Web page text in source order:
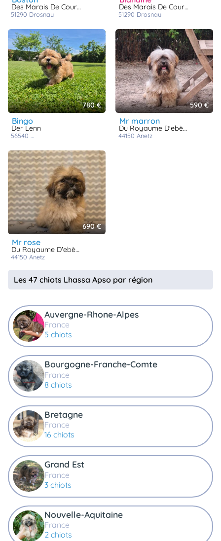
Des Marais De Courmont
51290 drosnay
Des Marais De Courmont
51290 drosnay
780 €
bingo
Der Lenn
56540
590 €
mr marron
Du Royaume D'ebène
44150 anetz
690 €
mr rose
Du Royaume D'ebène
44150 anetz
Les 47 chiots Lhassa Apso par région
Auvergne-Rhone-Alpes
France
5 chiots
Bourgogne-Franche-Comte
France
8 chiots
Bretagne
France
16 chiots
Grand Est
France
3 chiots
Nouvelle-Aquitaine
France
2 chiots